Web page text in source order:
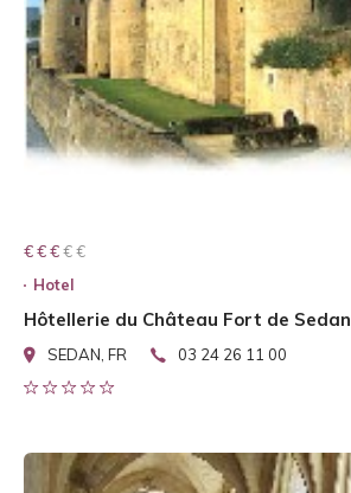
€ € € € €
€ € €
Hotel
Hôtellerie du Château Fort de Sedan
SEDAN, FR 03 24 26 11 00